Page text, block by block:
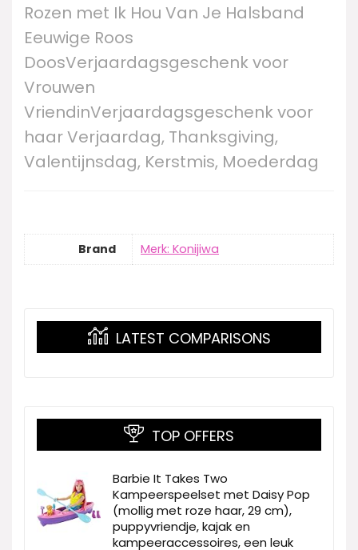
Rozen met Ik Hou Van Je Halsband
Eeuwige Roos
DoosVerjaardagsgeschenk voor
Vrouwen
VriendinVerjaardagsgeschenk voor
haar Verjaardag, Thanksgiving,
Valentijnsdag, Kerstmis, Moederdag
Brand Merk: Konijiwa
LATEST COMPARISONS
TOP OFFERS
Barbie It Takes Two
Kampeerspeelset met Daisy Pop
(mollig met roze haar, 29 cm),
puppyvriendje, kajak en
kampeeraccessoires, een leuk